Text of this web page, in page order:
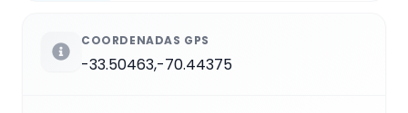
COORDENADAS GPS
-33.50463,-70.44375